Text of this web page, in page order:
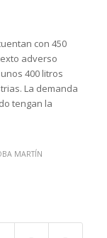
con 450
adverso
400 litros
La demanda
tengan la
MARTÍN